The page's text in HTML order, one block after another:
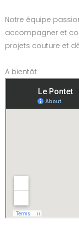
Notre équipe
accompagner et
projets couture et
A bientôt